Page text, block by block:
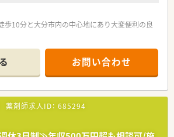
歩10分と大分市内の中心地にあり大変便利の良
50%を切っております。
テム等の設備が充実しております。
務2名体制での勤務です。
す＞
社です・＋・＋
も関西では店舗数No.1！)総合病院前～漢方薬局
グループ。
お問い合わせ
薬剤師求人ID： 685294